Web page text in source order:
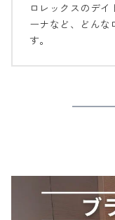
ロレックスのデイ
ーナなど、どんな
す。